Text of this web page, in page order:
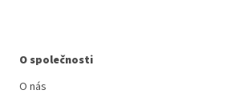
O společnosti
O nás